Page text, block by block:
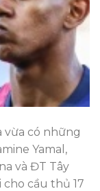
vừa có những
Yamal,
và ĐT Tây
cầu thủ 17